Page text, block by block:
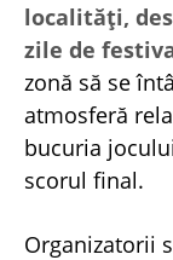
localități,
zile de
zonă să se
atmosferă
bucuria
scorul final.
Organizatorii